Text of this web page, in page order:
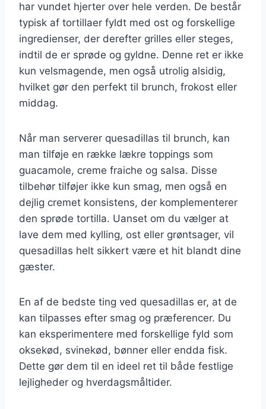
har vundet hjerter over hele verden. De består
typisk af tortillaer fyldt med ost og forskellige
ingredienser, der derefter grilles eller steges,
indtil de er sprøde og gyldne. Denne ret er ikke
kun velsmagende, men også utrolig alsidig,
hvilket gør den perfekt til brunch, frokost eller
middag.
Når man serverer quesadillas til brunch, kan
man tilføje en række lækre toppings som
guacamole, creme fraiche og salsa. Disse
tilbehør tilføjer ikke kun smag, men også en
dejlig cremet konsistens, der komplementerer
den sprøde tortilla. Uanset om du vælger at
lave dem med kylling, ost eller grøntsager, vil
quesadillas helt sikkert være et hit blandt dine
gæster.
En af de bedste ting ved quesadillas er, at de
kan tilpasses efter smag og præferencer. Du
kan eksperimentere med forskellige fyld som
oksekød, svinekød, bønner eller endda fisk.
Dette gør dem til en ideel ret til både festlige
lejligheder og hverdagsmåltider.